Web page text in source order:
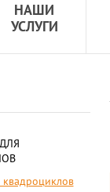
НАШИ
УСЛУГИ